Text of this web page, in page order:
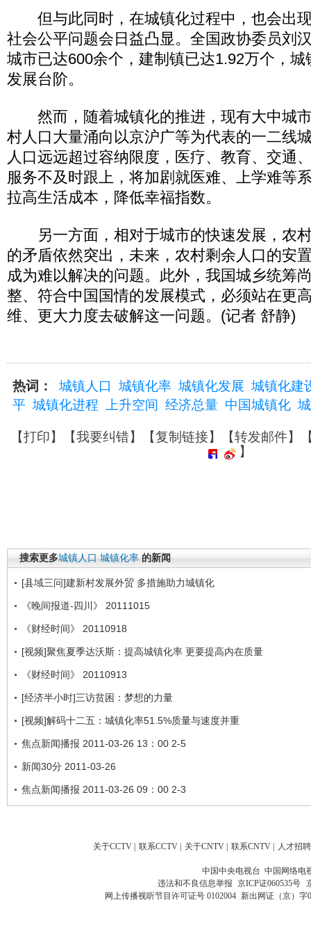
但与此同时，在城镇化过程中，也会出
社会公平问题会日益凸显。全国政协委员刘
城市已达600余个，建制镇已达1.92万个，
发展台阶。
然而，随着城镇化的推进，现有大中城
村人口大量涌向以京沪广等为代表的一二线
人口远远超过容纳限度，医疗、教育、交通
服务不及时跟上，将加剧就医难、上学难等
拉高生活成本，降低幸福指数。
另一方面，相对于城市的快速发展，农
的矛盾依然突出，未来，农村剩余人口的安
成为难以解决的问题。此外，我国城乡统筹
整、符合中国国情的发展模式，必须站在更
维、更大力度去破解这一问题。(记者 舒静)
热词： 城镇人口 城镇化率 城镇化发展 城镇化建
平 城镇化进程 上升空间 经济总量 中国城镇化
【打印】【我要纠错】【复制链接】【转发邮件】
】
搜索更多城镇人口 城镇化率 的新闻
[县域三问]建新村发展外贸 多措施助力城镇化
《晚间报道-四川》 20111015
《财经时间》 20110918
[视频]聚焦夏季达沃斯：提高城镇化率 更要提高内在质量
《财经时间》 20110913
[经济半小时]三访贫困：梦想的力量
[视频]解码十二五：城镇化率51.5%质量与速度并重
焦点新闻播报 2011-03-26 13：00 2-5
新闻30分 2011-03-26
焦点新闻播报 2011-03-26 09：00 2-3
关于CCTV | 联系CCTV | 关于CNTV | 联系CNTV | 人才招聘
中国中央电视台 中国网络电
违法和不良信息举报 京ICP证060535号
网上传播视听节目许可证号 0102004 新出网证（京）